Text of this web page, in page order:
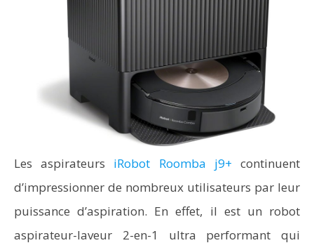
Les aspirateurs iRobot Roomba j9+ continuent
d’impressionner de nombreux utilisateurs par leur
puissance d’aspiration. En effet, il est un robot
aspirateur-laveur 2-en-1 ultra performant qui